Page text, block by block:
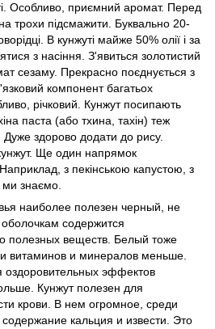
Особливо, приємний аромат. Перед
трохи підсмажити. Буквально 20-
В кунжуті майже 50% олії і за
з насіння. З'явиться золотистий
сезаму. Прекрасно поєднується з
компонент багатьох
річковий. Кунжут посипають
паста (або тхина, тахін) теж
Дуже здорово додати до рису.
Ще один напрямок
з пекінською капустою, з
ми знаємо.
наиболее полезен черный, не
содержится
полезных веществ. Белый тоже
витаминов и минералов меньше.
оздоровительных эффектов
Кунжут полезен для
крови. В нем огромное, среди
кальция и извести. Это